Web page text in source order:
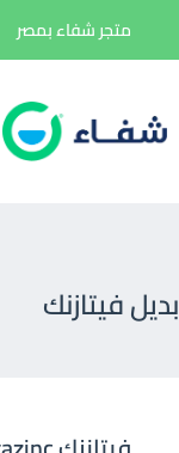
إلى
متجر شفاء بمصر
بديل فيتازنك